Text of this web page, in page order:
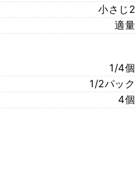
小さじ2
適量
1/4個
1/2パック
4個